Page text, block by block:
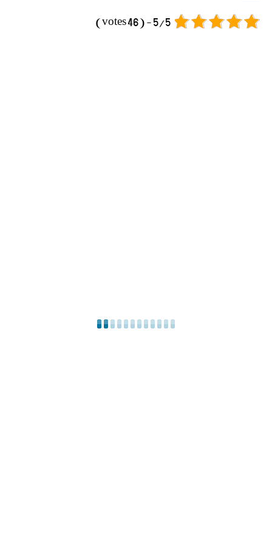
5/5 - (46 votes)